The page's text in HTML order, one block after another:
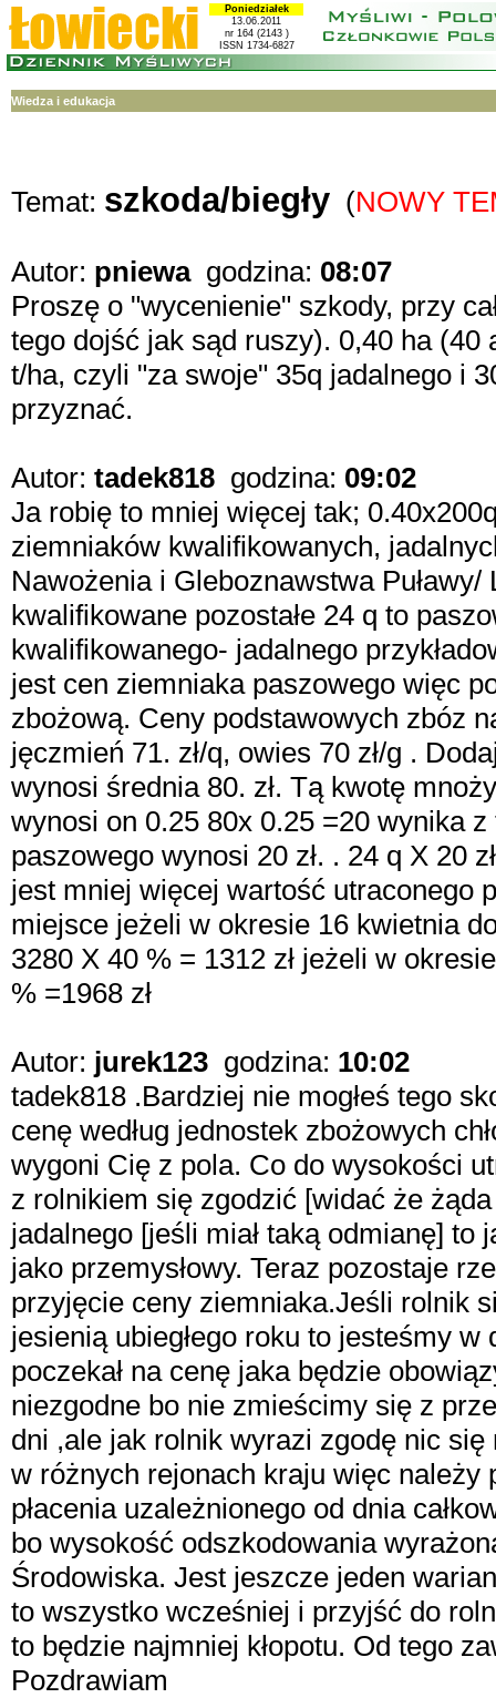
Poniedziałek
13.06.2011
nr 164 (2143 )
ISSN 1734-6827
Wiedza i edukacja
Temat: szkoda/biegły (NOWY
Autor: pniewagodzina: 08:07
Proszę o "wycenienie" szkody, przy
tego dojść jak sąd ruszy). 0,40 ha (40
t/ha, czyli "za swoje" 35q jadalnego i
przyznać.
Autor: tadek818 godzina: 09:02
Ja robię to mniej więcej tak;
ziemniaków kwalifikowanych,
Nawożenia i Gleboznawstwa
kwalifikowane pozostałe 24 q to
kwalifikowanego- jadalnego
jest cen ziemniaka paszowego więc
zbożową. Ceny podstawowych zbóz
jęczmień 71. zł/q, owies 70 zł/g .
wynosi średnia 80. zł. Tą kwotę
wynosi on 0.25 80x 0.25 =20 wynika
paszowego wynosi 20 zł. . 24 q X 20
jest mniej więcej wartość utraconego
miejsce jeżeli w okresie 16 kwietnia
3280 X 40 % = 1312 zł jeżeli w
% =1968 zł
Autor: jurek123 godzina: 10:02
tadek818 .Bardziej nie mogłeś tego
cenę według jednostek zbożowych
wygoni Cię z pola. Co do wysokości
z rolnikiem się zgodzić [widać że
jadalnego [jeśli miał taką odmianę] to
jako przemysłowy. Teraz pozostaje
przyjęcie ceny ziemniaka.Jeśli rolnik
jesienią ubiegłego roku to jesteśmy
poczekał na cenę jaka będzie
niezgodne bo nie zmieścimy się z
dni ,ale jak rolnik wyrazi zgodę nic się
w różnych rejonach kraju więc należy
płacenia uzależnionego od dnia
bo wysokość odszkodowania
Środowiska. Jest jeszcze jeden
to wszystko wcześniej i przyjść do
to będzie najmniej kłopotu. Od tego
Pozdrawiam